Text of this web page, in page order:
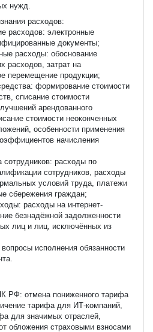
нужд.
расходов:
расходов: электронные
документы;
расходы: обоснование
расходов, затрат на
перемещение продукции;
формирование стоимости
списание стоимости
арендованного
стоимости неоконченных
особенности применения
начисления
сотрудников: расходы по
сотрудников, расходы
условий труда, платежи
сбережения граждан;
расходы на интернет-
безнадёжной задолженности
лиц и лиц, исключённых из
исполнения обязанности
РФ: отмена пониженного тарифа
тарифа для ИТ-компаний,
для значимых отраслей,
обложения страховыми взносами